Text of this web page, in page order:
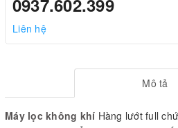
Liên hệ
Mô tả
Máy lọc không khí Hàng lướt full